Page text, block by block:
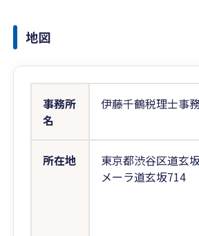
地図
事務所
名
伊藤千鶴税理士事
所在地
東京都渋谷区道玄
メーラ道玄坂714